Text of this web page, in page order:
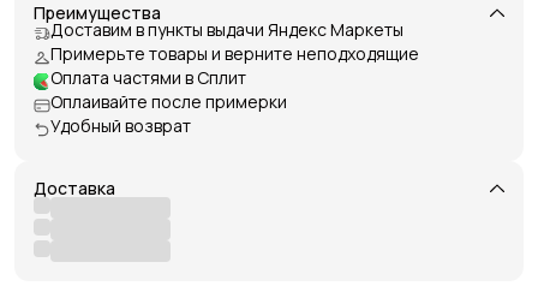
Преимущества
Доставим в пункты выдачи Яндекс Маркеты
Примерьте товары и верните неподходящие
Оплата частями в Сплит
Оплаивайте после примерки
Удобный возврат
Доставка